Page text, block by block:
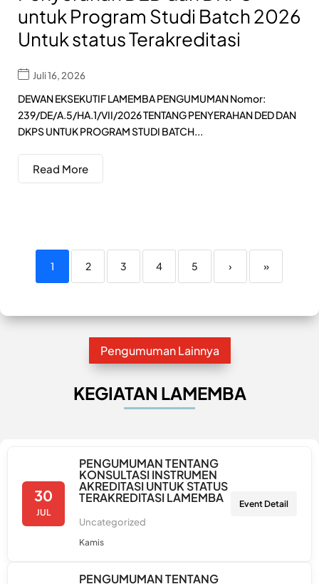
untuk Program Studi Batch 2026
Untuk status Terakreditasi
Juli 16, 2026
DEWAN EKSEKUTIF LAMEMBA PENGUMUMAN Nomor:
239/DE/A.5/HA.1/VII/2026 TENTANG PENYERAHAN DED DAN
DKPS UNTUK PROGRAM STUDI BATCH...
Read More
1 2 3 4 5 › »
Pengumuman Lainnya
KEGIATAN LAMEMBA
30
JUL
PENGUMUMAN TENTANG
KONSULTASI INSTRUMEN
AKREDITASI UNTUK STATUS
TERAKREDITASI LAMEMBA
Uncategorized
Kamis
Event Detail
PENGUMUMAN TENTANG